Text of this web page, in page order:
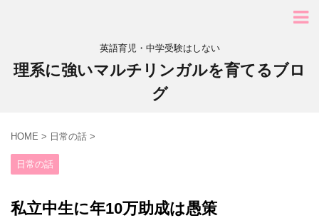
英語育児・中学受験はしない
理系に強いマルチリンガルを育てるブロ
グ
HOME > 日常の話 >
日常の話
私立中生に年10万助成は愚策